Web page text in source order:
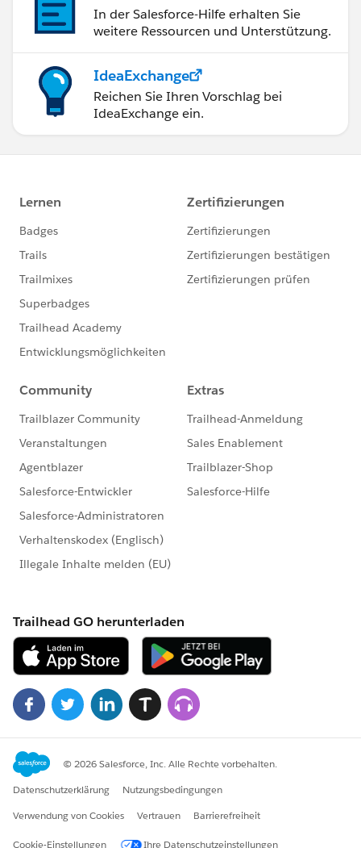
In der Salesforce-Hilfe erhalten Sie
weitere Ressourcen und Unterstützung.
IdeaExchange
Reichen Sie Ihren Vorschlag bei
IdeaExchange ein.